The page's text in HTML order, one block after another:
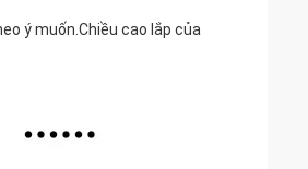
ý muốn.Chiều cao lắp của